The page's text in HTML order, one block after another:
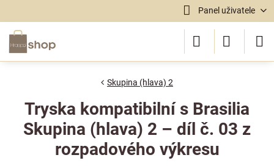
Panel uživatele
Skupina (hlava) 2
Tryska kompatibilní s Brasilia
Skupina (hlava) 2 – díl č. 03 z
rozpadového výkresu